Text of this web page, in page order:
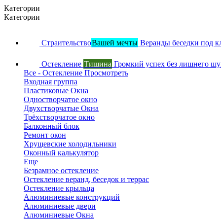
Категории
Категории
СтраительствоВашей мечты Веранды беседки под
Остекление Тишина Громкий успех без лишнего
Все - Остекление Просмотреть
Входная группа
Пластиковые Окна
Одностворчатое окно
Двухстворчатые Окна
Трёхстворчатое окно
Балконный блок
Ремонт окон
Хрущевские холодильники
Оконный калькулятор
Еще
Безрамное остекление
Остекление веранд, беседок и террас
Остекление крыльца
Алюминиевые конструкций
Алюминиевые двери
Алюминиевые Окна